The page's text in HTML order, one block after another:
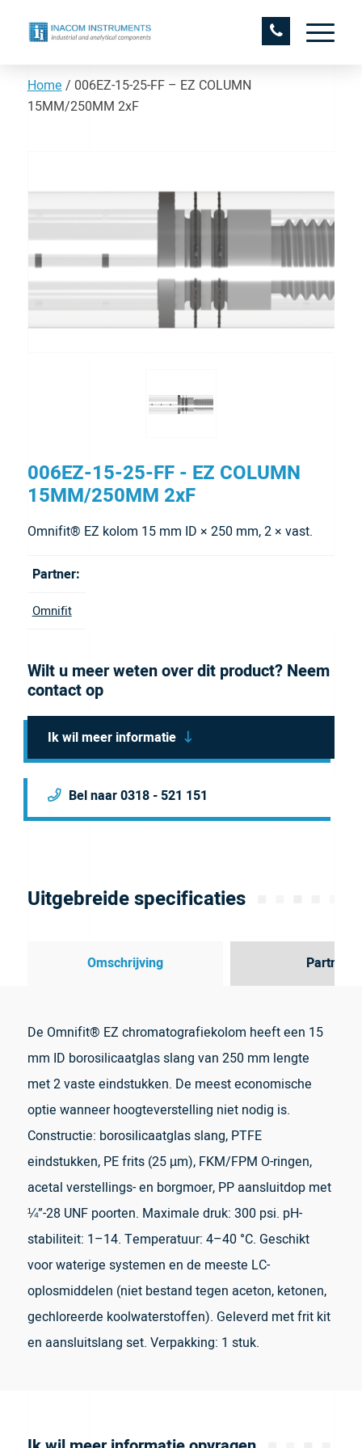
Home / 006EZ-15-25-FF – EZ COLUMN
15MM/250MM 2xF
006EZ-15-25-FF - EZ COLUMN
15MM/250MM 2xF
Omnifit® EZ kolom 15 mm ID × 250 mm, 2 × vast.
Partner:
Omnifit
Wilt u meer weten over dit product? Neem
contact op
Ik wil meer informatie
Bel naar 0318 - 521 151
Uitgebreide specificaties
Omschrijving Partner
De Omnifit® EZ chromatografiekolom heeft een 15
mm ID borosilicaatglas slang van 250 mm lengte
met 2 vaste eindstukken. De meest economische
optie wanneer hoogteverstelling niet nodig is.
Constructie: borosilicaatglas slang, PTFE
eindstukken, PE frits (25 µm), FKM/FPM O-ringen,
acetal verstellings- en borgmoer, PP aansluitdop met
¼”-28 UNF poorten. Maximale druk: 300 psi. pH-
stabiliteit: 1–14. Temperatuur: 4–40 °C. Geschikt
voor waterige systemen en de meeste LC-
oplosmiddelen (niet bestand tegen aceton, ketonen,
gechloreerde koolwaterstoffen). Geleverd met frit kit
en aansluitslang set. Verpakking: 1 stuk.